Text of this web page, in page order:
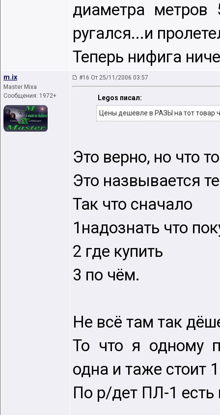
диаметра метров
ругался...и
Теперь нифига
m.ix
Master Mixa
Сообщения: 1972+
#16 От 25/11/2006 03:57
Legos писал:
Цены дешевле в РАЗЫ на тот товар
Это верно, но что
Это назвывается
Так что сначало
1надознать что
2 где купить
3 по чём.
Не всё там так
То что я одному
одна и таже стоит
По р/дет ПЛ-1